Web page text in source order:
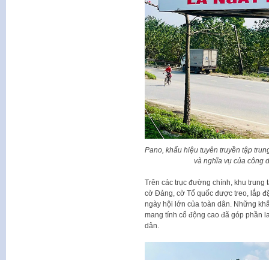
Pano, khẩu hiệu tuyên truyền tập
và nghĩa vụ của công
Trên các trục đường chính, khu trung
cờ Đảng, cờ Tổ quốc được treo, lắp
ngày hội lớn của toàn dân. Những
mang tính cổ động cao đã góp phần
dân.